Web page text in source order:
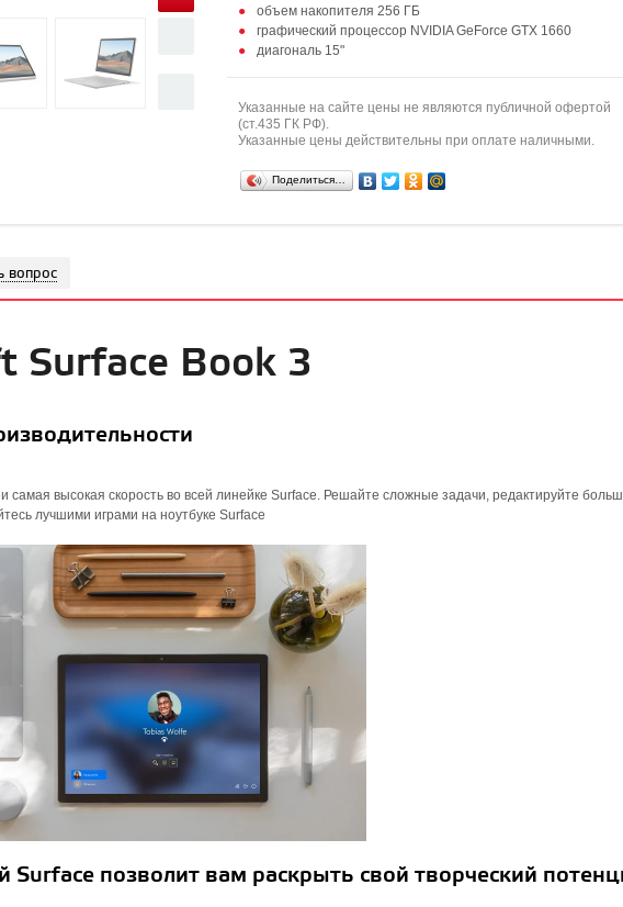
объем накопителя 256 ГБ
графический процессор NVIDIA GeForce GTX 1660
диагональ 15"
Указанные на сайте цены не являются публичной офертой
(ст.435 ГК РФ).
Указанные цены действительны при оплате наличными.
Поделиться…
вопрос
Surface Book 3
самая высокая скорость во всей линейке Surface. Решайте сложные задачи, редактируйте
лучшими играми на ноутбуке Surface
позволит вам раскрыть свой творческий